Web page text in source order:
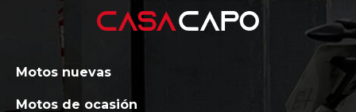
Motos nuevas
Motos de ocasión